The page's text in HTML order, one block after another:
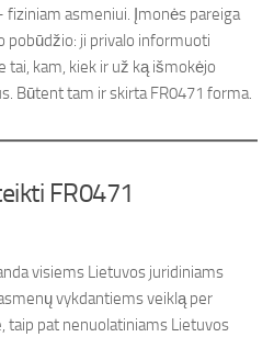
fiziniam asmeniui. Įmonės pareiga
pobūdžio: ji privalo informuoti
kam, kiek ir už ką išmokėjo
Būtent tam ir skirta FR0471 forma.
FR0471
visiems Lietuvos juridiniams
vykdantiems veiklą per
taip pat nenuolatiniams Lietuvos